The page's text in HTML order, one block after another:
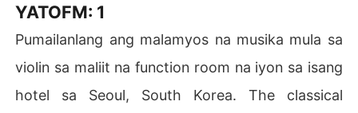
teng lalaki sa mundo. Pero bakit nang halikan siya nito a
sser. And she was willing to spend a hellish forever with
him just to taste that kiss over and over again.
YATOFM: 1
Pumailanlang ang malamyos na musika mula sa
violin sa maliit na function room na iyon sa isang
hotel sa Seoul, South Korea. The classical